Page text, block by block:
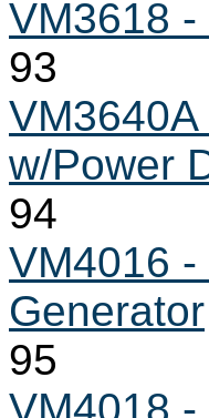
VM3618
93
w/Power
94
VM4016
Generator
95
VM4018